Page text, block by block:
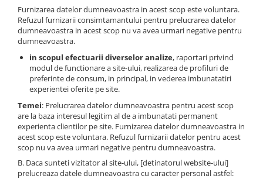
Furnizarea datelor dumneavoastra in acest scop este voluntara.
Refuzul furnizarii consimtamantului pentru prelucrarea datelor
dumneavoastra in acest scop nu va avea urmari negative pentru
dumneavoastra.
in scopul efectuarii diverselor analize, raportari privind
modul de functionare a site-ului, realizarea de profiluri de
preferinte de consum, in principal, in vederea imbunatatiri
experientei oferite pe site.
Temei: Prelucrarea datelor dumneavoastra pentru acest scop
are la baza interesul legitim al de a imbunatati permanent
experienta clientilor pe site. Furnizarea datelor dumneavoastra in
acest scop este voluntara. Refuzul furnizarii datelor pentru acest
scop nu va avea urmari negative pentru dumneavoastra.
B. Daca sunteti vizitator al site-ului, [detinatorul website-ului]
prelucreaza datele dumneavoastra cu caracter personal astfel: